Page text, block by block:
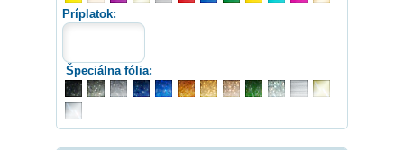
Príplatok:
Špeciálna fólia: